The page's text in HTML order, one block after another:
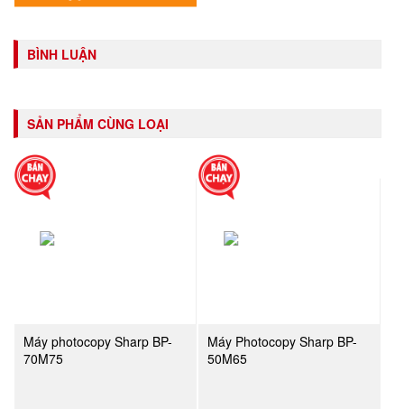
BÌNH LUẬN
SẢN PHẨM CÙNG LOẠI
Máy photocopy Sharp BP-
70M75
Máy Photocopy Sharp BP-
50M65